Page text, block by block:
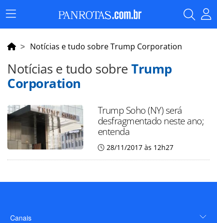
Menu
Principal
Notícias e tudo sobre Trump Corporation
Notícias e tudo sobreTrump
Corporation
Trump Soho (NY) será
desfragmentado neste ano;
entenda
28/11/2017 às 12h27
Canais